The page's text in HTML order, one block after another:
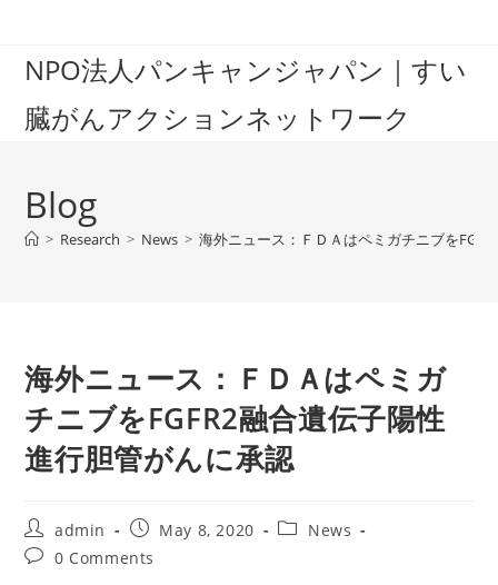
contentNPO法人パンキャンジャパン｜すい
臓がんアクションネットワーク
Blog
> Research > News > 海外ニュース：ＦＤＡはペミガチニブを
海外ニュース：ＦＤＡはペミガ
チニブをFGFR2融合遺伝子陽性
進行胆管がんに承認
Post
author:
admin
Post
published:
May 8, 2020
PostNews
Post0 Comments